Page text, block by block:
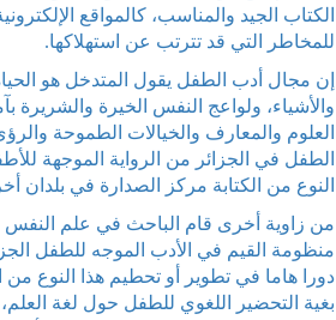
الكتاب الجيد والمناسب، كالمواقع
للمخاطر التي قد تترتب عن استهلاكها.
إن مجال أدب الطفل يقول المتدخل هو
والأشياء، ولواعج النفس الخيرة والشريرة
العلوم والمعارف والخيالات الطموحة
الطفل في الجزائر من الرواية الموجهة
النوع من الكتابة مركز الصدارة في بلدان
من زاوية أخرى قام الباحث في علم النفس
منظومة القيم في الأدب الموجه للطفل
دورا هاما في تطوير أو تحطيم هذا النوع من
بغية التحضير اللغوي للطفل حول لغة